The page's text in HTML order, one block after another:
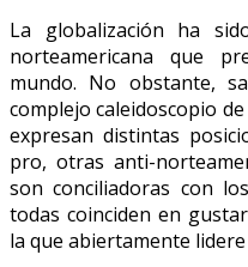
La globalización ha
norteamericana que
mundo. No obstante,
complejo caleidoscopio
expresan distintas
pro, otras anti-
son conciliadoras con
todas coinciden en
la que abiertamente